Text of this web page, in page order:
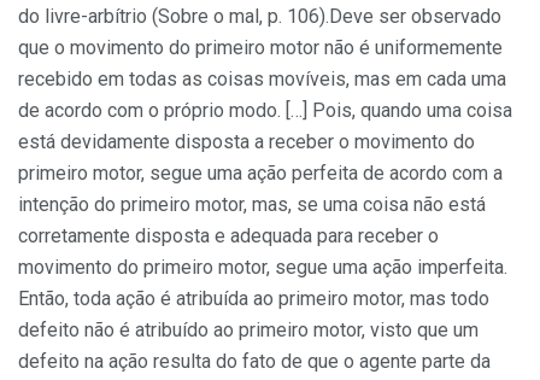
do livre-arbítrio (Sobre o mal, p. 106).Deve ser observado
que o movimento do primeiro motor não é uniformemente
recebido em todas as coisas movíveis, mas em cada uma
de acordo com o próprio modo. […] Pois, quando uma coisa
está devidamente disposta a receber o movimento do
primeiro motor, segue uma ação perfeita de acordo com a
intenção do primeiro motor, mas, se uma coisa não está
corretamente disposta e adequada para receber o
movimento do primeiro motor, segue uma ação imperfeita.
Então, toda ação é atribuída ao primeiro motor, mas todo
defeito não é atribuído ao primeiro motor, visto que um
defeito na ação resulta do fato de que o agente parte da